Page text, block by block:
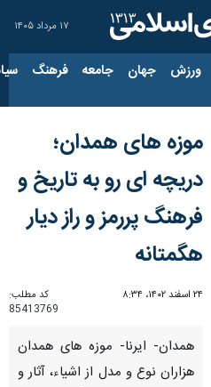
۱۷ مرداد ۱۴۰۵
ورزش جهان جامعه فرهنگ
موزه های همدان؛
دریچه ای رو به تاریخ و
فرهنگ پررمز و راز دیار
هگمتانه
۲۴ اسفند ۱۴۰۲، ۸:۳۴
کد مطلب:
85413769
همدان- ایرنا- موزه های همدان
هزاران نوع و مدل از اشیاء، آثار و